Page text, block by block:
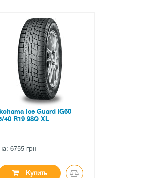
Ice Guard iG60
40 R19 98Q XL
6755 грн
Купить